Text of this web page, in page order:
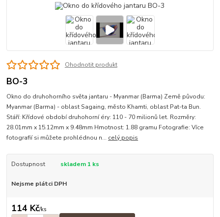
Ohodnotit produkt
BO-3
Okno do druhohorního světa jantaru - Myanmar (Barma) Země původu:
Myanmar (Barma) - oblast Sagaing, město Khamti, oblast Pat-ta Bun.
Stáří: Křídové období druhohorní éry: 110 - 70 milionů let. Rozměry:
28.01mm x 15.12mm x 9.48mm Hmotnost: 1.88 gramu Fotografie: Více
fotografií si můžete prohlédnou n... celý popis
Dostupnost skladem 1 ks
Nejsme plátci DPH
114 Kč/ks